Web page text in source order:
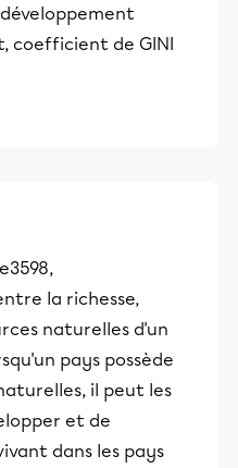
coefficient de GINI
la richesse,
naturelles d'un
pays possède
il peut les
et de
dans les pays